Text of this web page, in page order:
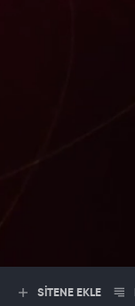
SİTENE EKLE